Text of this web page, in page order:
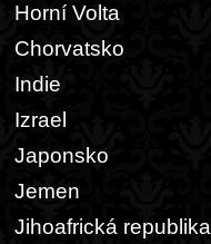
Horní Volta
Chorvatsko
Indie
Izrael
Japonsko
Jemen
Jihoafrická republika